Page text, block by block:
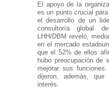
El apoyo de la
es un punto crucial
el desarrollo de un
consultoría global
LHH/DBM reveló,
en el mercado
que el 52% de ellos
hubo preocupación de
mejorar sus
dijeron, además,
interés.